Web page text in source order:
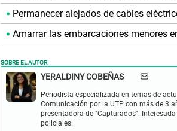
Permanecer alejados de cables
Amarrar las embarcaciones menores
SOBRE EL AUTOR:
YERALDINY COBEÑAS
Periodista especializada en temas de
Comunicación por la UTP con más de 3
presentadora de "Capturados".
policiales.